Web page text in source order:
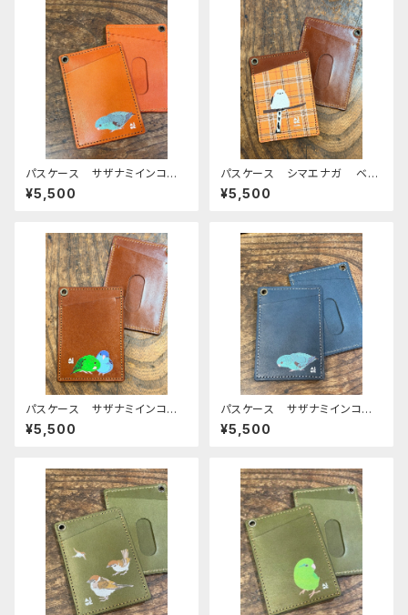
パスケース サザナミインコ
ブルー REDBROWN レッド
ブラウン さざなみいんこ 栃
¥5,500
パスケース シマエナガ ベー
ジュタータンチェック ブラウ
ン 栃木レザー しまえなが
¥5,500
パスケース サザナミインコ 2
羽 ノーマル コバルト ブラウ
ン Brown さざなみいんこ
¥5,500
パスケース サザナミインコ
ブルー さざなみいんこ ネイ
ビー 栃木レザー
¥5,500